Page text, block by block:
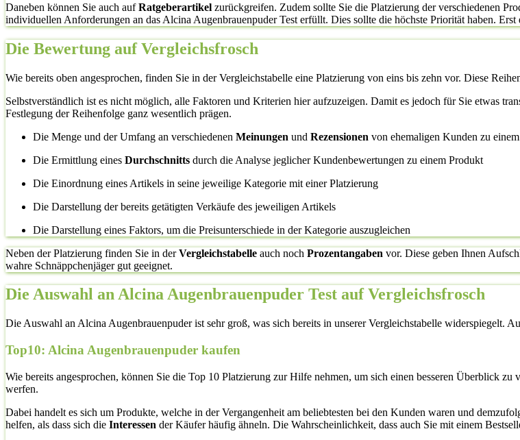
Daneben können Sie auch aufRatgeberartikel zurückgreifen. Zudem sollte Sie die Platzierung der verschiedenen
individuellen Anforderungen an das Alcina Augenbrauenpuder Test erfüllt. Dies sollte die höchste Priorität haben.
Die Bewertung auf Vergleichsfrosch
Wie bereits oben angesprochen, finden Sie in der Vergleichstabelle eine Platzierung von eins bis zehn vor. Diese
Selbstverständlich ist es nicht möglich, alle Faktoren und Kriterien hier aufzuzeigen. Damit es jedoch für Sie etwas
Festlegung der Reihenfolge ganz wesentlich prägen.
Die Menge und der Umfang an verschiedenen Meinungen und Rezensionen von ehemaligen Kunden zu einem
Die Ermittlung eines Durchschnitts durch die Analyse jeglicher Kundenbewertungen zu einem Produkt
Die Einordnung eines Artikels in seine jeweilige Kategorie mit einer Platzierung
Die Darstellung der bereits getätigten Verkäufe des jeweiligen Artikels
Die Darstellung eines Faktors, um die Preisunterschiede in der Kategorie auszugleichen
Neben der Platzierung finden Sie in derVergleichstabelle auch noch Prozentangaben vor. Diese geben Ihnen
wahre Schnäppchenjäger gut geeignet.
Die Auswahl an Alcina Augenbrauenpuder Test auf Vergleichsfrosch
Die Auswahl an Alcina Augenbrauenpuder ist sehr groß, was sich bereits in unserer Vergleichstabelle widerspiegelt.
Top10: Alcina Augenbrauenpuder kaufen
Wie bereits angesprochen, können Sie die Top 10 Platzierung zur Hilfe nehmen, um sich einen besseren Überblick
werfen.
Dabei handelt es sich um Produkte, welche in der Vergangenheit am beliebtesten bei den Kunden waren und
helfen, als dass sich die Interessen der Käufer häufig ähneln. Die Wahrscheinlichkeit, dass auch Sie mit einem